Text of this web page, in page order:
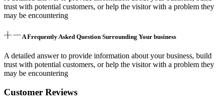
trust with potential customers, or help the visitor with a problem they
may be encountering
A Frequently Asked Question Surrounding Your business
A detailed answer to provide information about your business, build
trust with potential customers, or help the visitor with a problem they
may be encountering
Customer Reviews